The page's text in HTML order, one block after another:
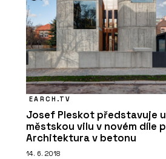
EARCH.TV
Josef Pleskot představuje
městskou vilu v novém díle
Architektura v betonu
14. 6. 2018